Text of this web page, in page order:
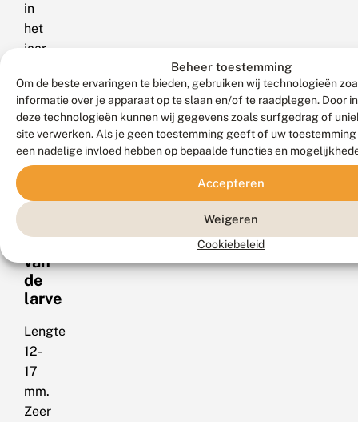
Beheer toestemming
Om de beste ervaringen te bieden, gebruiken wij technologieën
informatie over je apparaat op te slaan en/of te raadplegen. Door
deze technologieën kunnen wij gegevens zoals surfgedrag of
site verwerken. Als je geen toestemming geeft of uw
een nadelige invloed hebben op bepaalde functies en
Accepteren
Weigeren
Cookiebeleid
in
het
jaar,
de
vliegtijd
van
beide
soorten
Uiterlijk
van
de
larve
Lengte
12-
17
mm.
Zeer